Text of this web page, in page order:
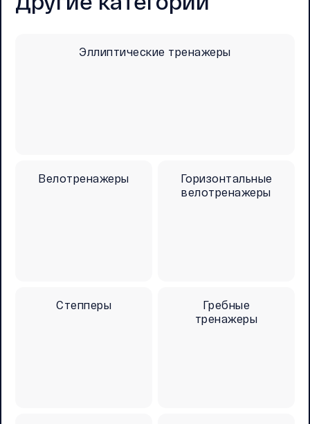
Эллиптические тренажеры
Велотренажеры
Горизонтальные
велотренажеры
Степперы
Гребные
тренажеры